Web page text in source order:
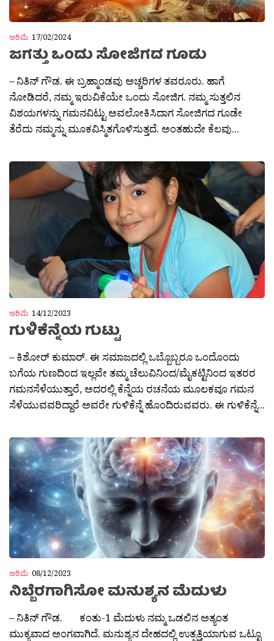
ಅರಿಮೆ 17/02/2024
ಜಗತ್ತು ಒಂದು ಸೋಜಿಗದ ಗೂಡು
– ನಿತಿನ್ ಗೌಡ. ಈ ಬ್ರಹ್ಮಾಂಡವು ಅಚ್ಚರಿಗಳ ತವರೂರು. ಹಾಗೆ
ನೋಡಿದರೆ, ನಮ್ಮ ಇರುವಿಕೆಯೇ‌ ಒಂದು ಸೋಜಿಗ. ನಮ್ಮ ಸುತ್ತಲಿನ
ವಿಶಯಗಳನ್ನು ಗಮನವಿಟ್ಟು ಅವಲೋಕಿಸಿದಾಗ ಸೋಜಿಗದ ಗೂಡೇ
ತೆರೆದು ನಮ್ಮನ್ನು ಮೂಕವಿಸ್ಮಿತಗೊಳಿಸುತ್ತದೆ. ಅಂತಹುದೇ ಕೆಲವು...
ಅರಿಮೆ 14/12/2023
ಗುಳಿಕೆನ್ನೆಯ ಗುಟ್ಟು
– ಕಿಶೋರ್ ಕುಮಾರ್. ಈ ಸಮಾಜದಲ್ಲಿ ಒಬ್ಬೊಬ್ಬರೂ ಒಂದೊಂದು
ಬಗೆಯ ಗುಣದಿಂದ ಇಲ್ಲವೇ ತಮ್ಮ ಚೆಲುವಿನಿಂದ/ಮೈಕಟ್ಟಿನಿಂದ ಇತರರ
ಗಮನಸೆಳೆಯುತ್ತಾರೆ, ಅದರಲ್ಲಿ ಕೆನ್ನೆಯ ರಚನೆಯ ಮೂಲಕವೂ ಗಮನ
ಸೆಳೆಯುವವರಿದ್ದಾರೆ ಅವರೇ ಗುಳಿಕೆನ್ನೆ ಹೊಂದಿರುವವರು. ಈ ಗುಳಿಕೆನ್ನೆ...
ಅರಿಮೆ 08/12/2023
ನಿಬ್ಬೆರಗಾಗಿಸೋ ಮನುಶ್ಯನ ಮೆದುಳು
– ನಿತಿನ್ ಗೌಡ. ಕಂತು-1 ಮೆದುಳು ನಮ್ಮ ಒಡಲಿನ ಅತ್ಯಂತ
ಮುಕ್ಯವಾದ ಅಂಗವಾಗಿದೆ. ಮನುಶ್ಯನ ದೇಹದಲ್ಲಿ ಉತ್ಪತ್ತಿಯಾಗುವ ಒಟ್ಟೂ